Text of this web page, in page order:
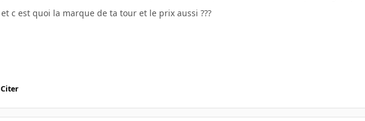
et c est quoi la marque de ta tour et le prix aussi ???
Citer